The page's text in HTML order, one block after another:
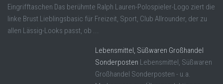
Eingrifftaschen Das berühmte Ralph Lauren-Polospieler-Logo ziert die
linke Brust Lieblingsbasic für Freizeit, Sport, Club Allrounder, der zu
allen Lässig-Looks passt, ob ...
Lebensmittel, Süßwaren Großhandel
Sonderposten Lebensmittel, Süßwaren
Großhandel Sonderposten - u.a.